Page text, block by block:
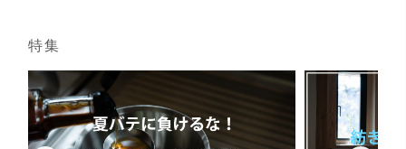
特集